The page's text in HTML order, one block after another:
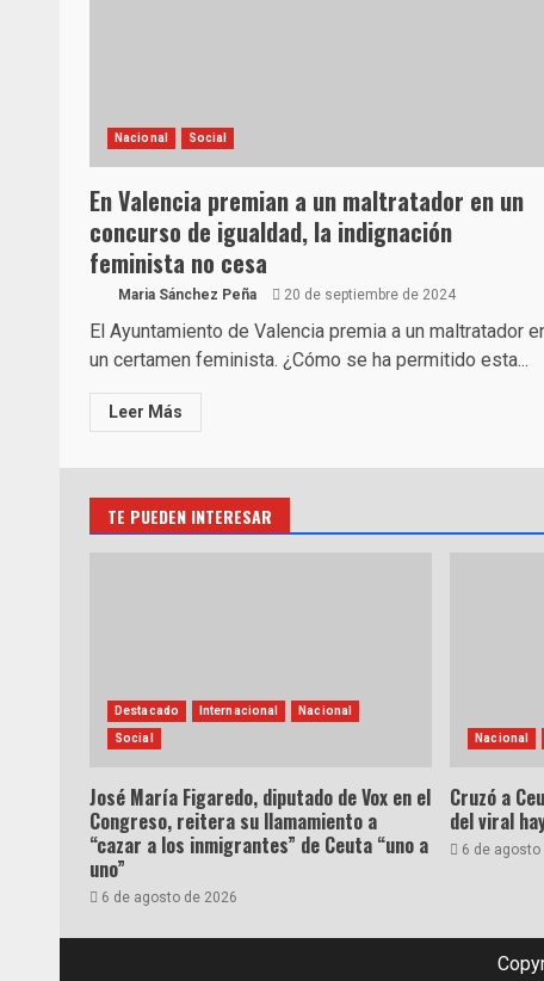
Nacional Social
En Valencia premian a un maltratador en un
concurso de igualdad, la indignación
feminista no cesa
Maria Sánchez Peña 20 de septiembre de 2024
El Ayuntamiento de Valencia premia a un maltratador
un certamen feminista. ¿Cómo se ha permitido esta...
Leer Más
TE PUEDEN INTERESAR
Destacado Internacional Nacional
Social
José María Figaredo, diputado de Vox en el
Congreso, reitera su llamamiento a
“cazar a los inmigrantes” de Ceuta “uno a
uno”
6 de agosto de 2026
Nacional
Cruzó a
del viral
6 de agosto